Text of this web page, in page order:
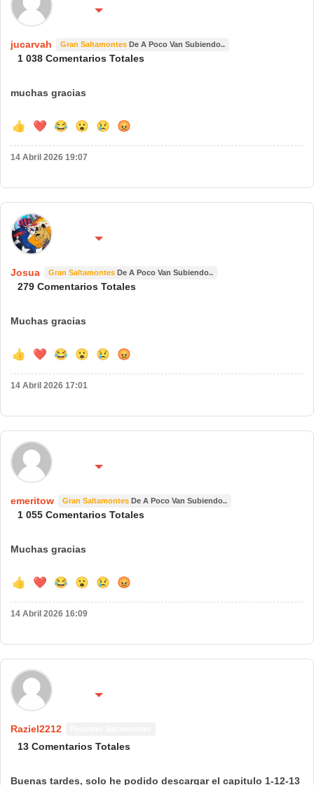
jucarvah Gran Saltamontes De A Poco Van Subiendo..
1 038 Comentarios Totales
muchas gracias
👍 ❤️ 😂 😮 😢 😡
14 Abril 2026 19:07
Josua Gran Saltamontes De A Poco Van Subiendo..
279 Comentarios Totales
Muchas gracias
👍 ❤️ 😂 😮 😢 😡
14 Abril 2026 17:01
emeritow Gran Saltamontes De A Poco Van Subiendo..
1 055 Comentarios Totales
Muchas gracias
👍 ❤️ 😂 😮 😢 😡
14 Abril 2026 16:09
Raziel2212
13 Comentarios Totales
Buenas tardes, solo he podido descargar el capitulo 1-12-13